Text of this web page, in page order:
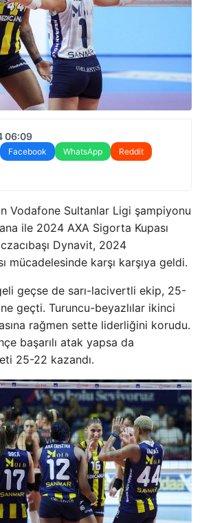
06:09
Facebook WhatsApp
Reddit
Vodafone Sultanlar Ligi şampiyonu
ile 2024 AXA Sigorta Kupası
Dynavit, 2024
mücadelesinde karşı karşıya geldi.
geçse de sarı-lacivertli ekip, 25-
geçti. Turuncu-beyazlılar ikinci
rağmen sette liderliğini korudu.
başarılı atak yapsa da
25-22 kazandı.